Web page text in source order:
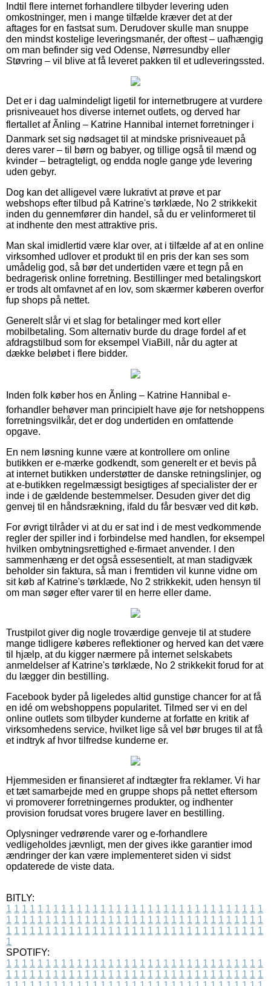
Indtil flere internet forhandlere tilbyder levering uden
omkostninger, men i mange tilfælde kræver det at der
aftages for en fastsat sum. Derudover skulle man snuppe
den mindst kostelige leveringsmanér, der oftest – uafhængig
om man befinder sig ved Odense, Nørresundby eller
Støvring – vil blive at få leveret pakken til et udleveringssted.
Det er i dag ualmindeligt ligetil for internetbrugere at vurdere
prisniveauet hos diverse internet outlets, og derved har
flertallet af Ãnling – Katrine Hannibal internet forretninger i
Danmark set sig nødsaget til at mindske prisniveauet på
deres varer – til børn og babyer, og tillige også til mænd og
kvinder – betragteligt, og endda nogle gange yde levering
uden gebyr.
Dog kan det alligevel være lukrativt at prøve et par
webshops efter tilbud på Katrine's tørklæde, No 2 strikkekit
inden du gennemfører din handel, så du er velinformeret til
at indhente den mest attraktive pris.
Man skal imidlertid være klar over, at i tilfælde af at en online
virksomhed udlover et produkt til en pris der kan ses som
umådelig god, så bør det undertiden være et tegn på en
bedragerisk online forretning. Bestillinger med betalingskort
er trods alt omfavnet af en lov, som skærmer køberen overfor
fup shops på nettet.
Generelt slår vi et slag for betalinger med kort eller
mobilbetaling. Som alternativ burde du drage fordel af et
afdragstilbud som for eksempel ViaBill, når du agter at
dække beløbet i flere bidder.
Inden folk køber hos en Ãnling – Katrine Hannibal e-
forhandler behøver man principielt have øje for netshoppens
forretningsvilkår, det er dog undertiden en omfattende
opgave.
En nem løsning kunne være at kontrollere om online
butikken er e-mærke godkendt, som generelt er et bevis på
at internet butikken understøtter de danske retningslinjer, og
at e-butikken regelmæssigt besigtiges af specialister der er
inde i de gældende bestemmelser. Desuden giver det dig
genvej til en håndsrækning, ifald du får besvær ved dit køb.
For øvrigt tilråder vi at du er sat ind i de mest vedkommende
regler der spiller ind i forbindelse med handlen, for eksempel
hvilken ombytningsrettighed e-firmaet anvender. I den
sammenhæng er det også essesentielt, at man stadigvæk
beholder sin faktura, så man i fremtiden vil kunne vidne om
sit køb af Katrine's tørklæde, No 2 strikkekit, uden hensyn til
om man søger efter varer til en herre eller dame.
Trustpilot giver dig nogle troværdige genveje til at studere
mange tidligere køberes reflektioner og herved kan det være
til hjælp, at du kigger nærmere på internet selskabets
anmeldelser af Katrine's tørklæde, No 2 strikkekit forud for at
du lægger din bestilling.
Facebook byder på ligeledes altid gunstige chancer for at få
en idé om webshoppens popularitet. Tilmed ser vi en del
online outlets som tilbyder kunderne at forfatte en kritik af
virksomhedens service, hvilket lige så vel bør bruges til at få
et indtryk af hvor tilfredse kunderne er.
Hjemmesiden er finansieret af indtægter fra reklamer. Vi har
et tæt samarbejde med en gruppe shops på nettet eftersom
vi promoverer forretningernes produkter, og indhenter
provision forudsat vores brugere laver en bestilling.
Oplysninger vedrørende varer og e-forhandlere
vedligeholdes jævnligt, men der gives ikke garantier imod
ændringer der kan være implementeret siden vi sidst
opdaterede de viste data.
BITLY:
1 1 1 1 1 1 1 1 1 1 1 1 1 1 1 1 1 1 1 1 1 1 1 1 1 1 1 1 1 1 1 1 1
1 1 1 1 1 1 1 1 1 1 1 1 1 1 1 1 1 1 1 1 1 1 1 1 1 1 1 1 1 1 1 1 1
1 1 1 1 1 1 1 1 1 1 1 1 1 1 1 1 1 1 1 1 1 1 1 1 1 1 1 1 1 1 1 1 1
1
SPOTIFY:
1 1 1 1 1 1 1 1 1 1 1 1 1 1 1 1 1 1 1 1 1 1 1 1 1 1 1 1 1 1 1 1 1
1 1 1 1 1 1 1 1 1 1 1 1 1 1 1 1 1 1 1 1 1 1 1 1 1 1 1 1 1 1 1 1 1